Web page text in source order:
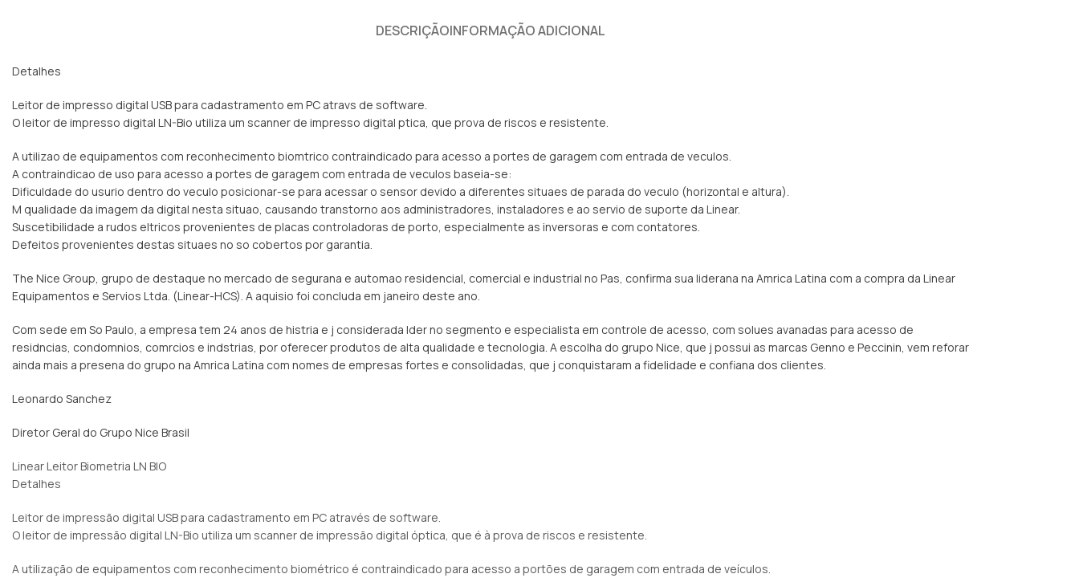
DESCRIÇÃOINFORMAÇÃO ADICIONAL
Detalhes
Leitor de impresso digital USB para cadastramento em PC atravs de software.
O leitor de impresso digital LN-Bio utiliza um scanner de impresso digital ptica, que prova de riscos e resistente.
A utilizao de equipamentos com reconhecimento biomtrico contraindicado para acesso a portes de garagem com entrada de veculos.
A contraindicao de uso para acesso a portes de garagem com entrada de veculos baseia-se:
Dificuldade do usurio dentro do veculo posicionar-se para acessar o sensor devido a diferentes situaes de parada do veculo (horizontal e altura).
M qualidade da imagem da digital nesta situao, causando transtorno aos administradores, instaladores e ao servio de suporte da Linear.
Suscetibilidade a rudos eltricos provenientes de placas controladoras de porto, especialmente as inversoras e com contatores.
Defeitos provenientes destas situaes no so cobertos por garantia.
The Nice Group, grupo de destaque no mercado de segurana e automao residencial, comercial e industrial no Pas, confirma sua liderana na Amrica Latina com a compra da Linear
Equipamentos e Servios Ltda. (Linear-HCS). A aquisio foi concluda em janeiro deste ano.
Com sede em So Paulo, a empresa tem 24 anos de histria e j considerada lder no segmento e especialista em controle de acesso, com solues avanadas para acesso de
residncias, condomnios, comrcios e indstrias, por oferecer produtos de alta qualidade e tecnologia. A escolha do grupo Nice, que j possui as marcas Genno e Peccinin, vem reforar
ainda mais a presena do grupo na Amrica Latina com nomes de empresas fortes e consolidadas, que j conquistaram a fidelidade e confiana dos clientes.
Leonardo Sanchez
Diretor Geral do Grupo Nice Brasil
Linear Leitor Biometria LN BIO
Detalhes
Leitor de impressão digital USB para cadastramento em PC através de software.
O leitor de impressão digital LN-Bio utiliza um scanner de impressão digital óptica, que é à prova de riscos e resistente.
A utilização de equipamentos com reconhecimento biométrico é contraindicado para acesso a portões de garagem com entrada de veículos.